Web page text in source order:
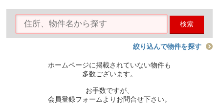
物件を探す
購入TOP
条件から探す
住宅ローン控除シミュレータ
検索
絞り込んで物件を探す
ホームページに掲載されていない物件も
多数ございます。
お手数ですが、
会員登録フォームよりお問合せ下さい。